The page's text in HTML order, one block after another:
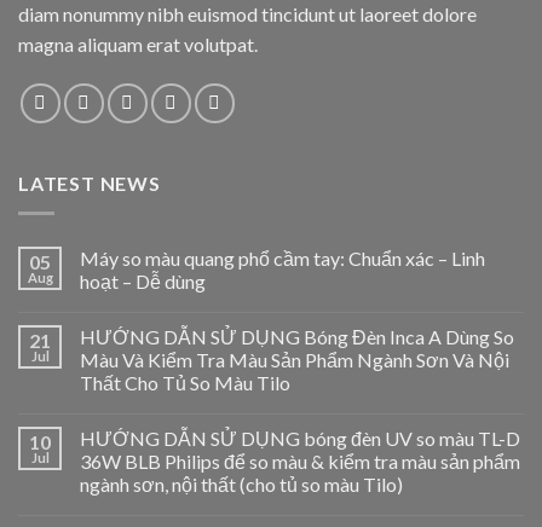
diam nonummy nibh euismod tincidunt ut laoreet dolore
magna aliquam erat volutpat.
LATEST NEWS
05
Aug
Máy so màu quang phổ cầm tay: Chuẩn xác – Linh
hoạt – Dễ dùng
21
Jul
HƯỚNG DẪN SỬ DỤNG Bóng Đèn Inca A Dùng So
Màu Và Kiểm Tra Màu Sản Phẩm Ngành Sơn Và Nội
Thất Cho Tủ So Màu Tilo
10
Jul
HƯỚNG DẪN SỬ DỤNG bóng đèn UV so màu TL-D
36W BLB Philips để so màu & kiểm tra màu sản phẩm
ngành sơn, nội thất (cho tủ so màu Tilo)